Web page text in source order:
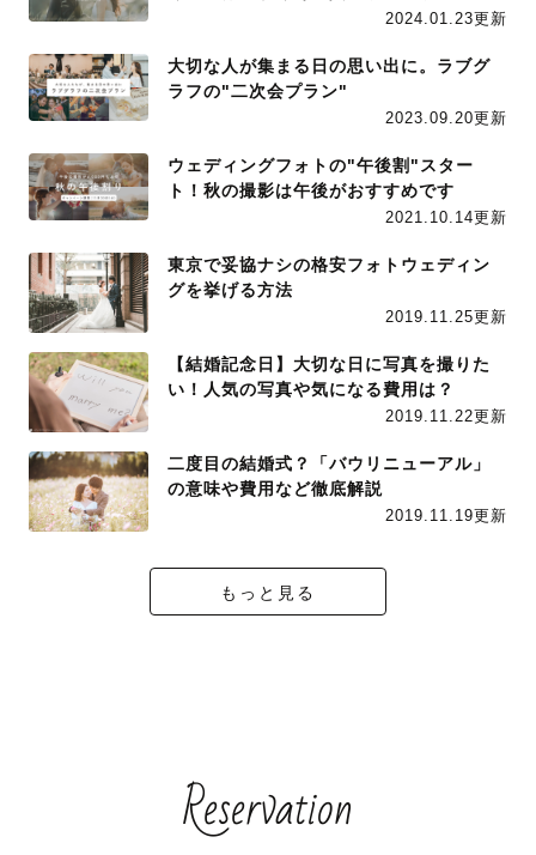
2024.01.23更新
大切な人が集まる日の思い出に。ラブグ
ラフの"二次会プラン"
2023.09.20更新
ウェディングフォトの"午後割"スター
ト！秋の撮影は午後がおすすめです
2021.10.14更新
東京で妥協ナシの格安フォトウェディン
グを挙げる方法
2019.11.25更新
【結婚記念日】大切な日に写真を撮りた
い！人気の写真や気になる費用は？
2019.11.22更新
二度目の結婚式？「バウリニューアル」
の意味や費用など徹底解説
2019.11.19更新
もっと見る
Reservation